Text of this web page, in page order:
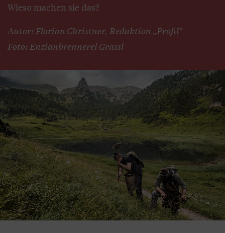
Wieso machen sie das?
Autor: Florian Christner, Redaktion „Profil“
Foto: Enzianbrennerei Grassl